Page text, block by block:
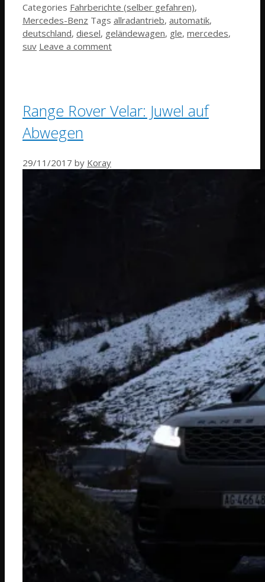
Categories Fahrberichte (selber gefahren),
Mercedes-Benz Tags allradantrieb, automatik,
deutschland, diesel, geländewagen, gle, mercedes,
suv Leave a comment
Range Rover Velar: Juwel auf
Abwegen
29/11/2017 by Koray